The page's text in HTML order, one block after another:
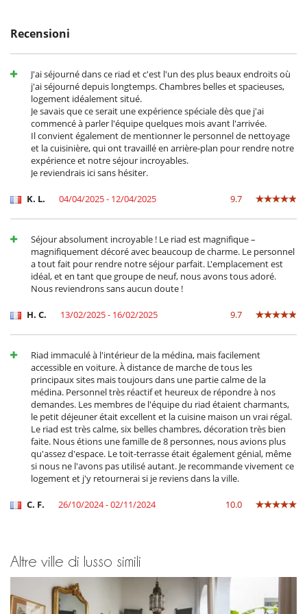
stands out for its rare accessibility by car right up to the door. In 5 to
Majorelle, the iconic gardens and museums are also nearby.
Combining tradition and comfort, this is the perfect place to explore
Marrakech, offering both cultural excitement and a haven of peace.
Notes:
- According to Moroccan law, unmarried Moroccan couples are not
permitted to stay at the riad.
evening gatherings or celebrations that generate noise are permitted
at the riad. No loud music is permitted in the evening, at night or
during the day.
group to access the riad is strictly prohibited. Any violation will result
in immediate cancellation of the stay and expulsion without refund.
- For security reasons, cameras are installed at each entrance door to
the riad.
- If you lose your keys, you will be charged €25. If you leave your keys
(please note that no one will be available between 10 p.m. and 8 a.m.).
I bambini sono i benvenuti
Letto per bebè
Seggiolone
Attrezzature, eventi
Estintore
All'esterno
Barbecue a carbonella
Parcheggio
Posti per cenare a cielo aperto
Terrazza(e)
Divertimenti ed attività sportive
Accesso internet (wifi)
- La rata di prenotazione non è mai rimborsata in caso
d'annullamento.
- Annullamento a meno di45 Giorniprima dell'arrivo :100 %del totale
- Non presentazione100 %del totale della prenotazione
Recensioni
J'ai séjourné dans ce riad et c'est l'un des plus beaux endroits où
j'ai séjourné depuis longtemps. Chambres belles et spacieuses,
logement idéalement situé.
Je savais que ce serait une expérience spéciale dès que j'ai
commencé à parler l'équipe quelques mois avant l'arrivée.
Il convient également de mentionner le personnel de nettoyage
et la cuisinière, qui ont travaillé en arrière-plan pour rendre notre
expérience et notre séjour incroyables.
Je reviendrais ici sans hésiter.
K. L. 04/04/2025 - 12/04/2025 9.7
Séjour absolument incroyable ! Le riad est magnifique –
magnifiquement décoré avec beaucoup de charme. Le personnel
a tout fait pour rendre notre séjour parfait. L'emplacement est
idéal, et en tant que groupe de neuf, nous avons tous adoré.
Nous reviendrons sans aucun doute !
H. C. 13/02/2025 - 16/02/2025 9.7
Riad immaculé à l'intérieur de la médina, mais facilement
accessible en voiture. À distance de marche de tous les
principaux sites mais toujours dans une partie calme de la
médina. Personnel très réactif et heureux de répondre à nos
demandes. Les membres de l'équipe du riad étaient charmants,
le petit déjeuner était excellent et la cuisine maison un vrai régal.
Le riad est très calme, six belles chambres, décoration très bien
faite. Nous étions une famille de 8 personnes, nous avions plus
qu'assez d'espace. Le toit-terrasse était également génial, même
si nous ne l'avons pas utilisé autant. Je recommande vivement ce
logement et j'y retournerai si je reviens dans la ville.
C. F. 26/10/2024 - 02/11/2024 10.0
Altre ville di lusso simili